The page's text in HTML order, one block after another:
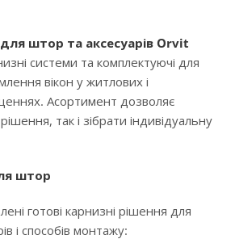
штор та аксесуарів Orvit
системи та комплектуючі для
вікон у житлових і
Асортимент дозволяє
так і зібрати індивідуальну
штор
готові карнизні рішення для
і способів монтажу: